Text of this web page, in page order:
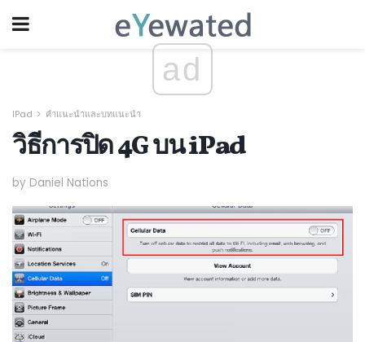
ad
IPad คำแนะนำและบทแนะนำ
วิธีการปิด 4G บน iPad
by Daniel Nations